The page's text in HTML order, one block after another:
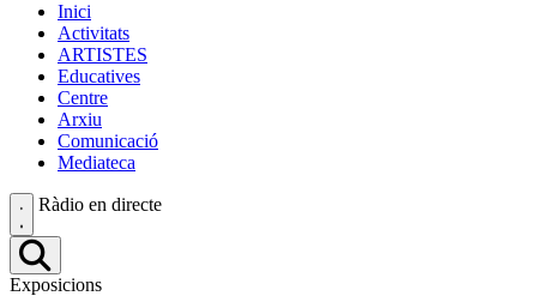
Inici
Activitats
ARTISTES
Educatives
Centre
Arxiu
Comunicació
Mediateca
Ràdio en directe
Exposicions